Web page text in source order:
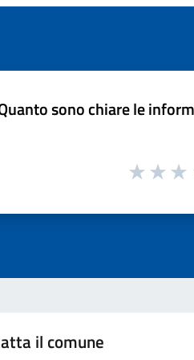
sono chiare le
il comune